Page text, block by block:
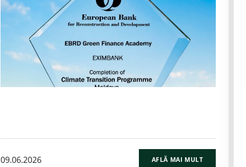
09.06.2026 AFLĂ MAI MULT